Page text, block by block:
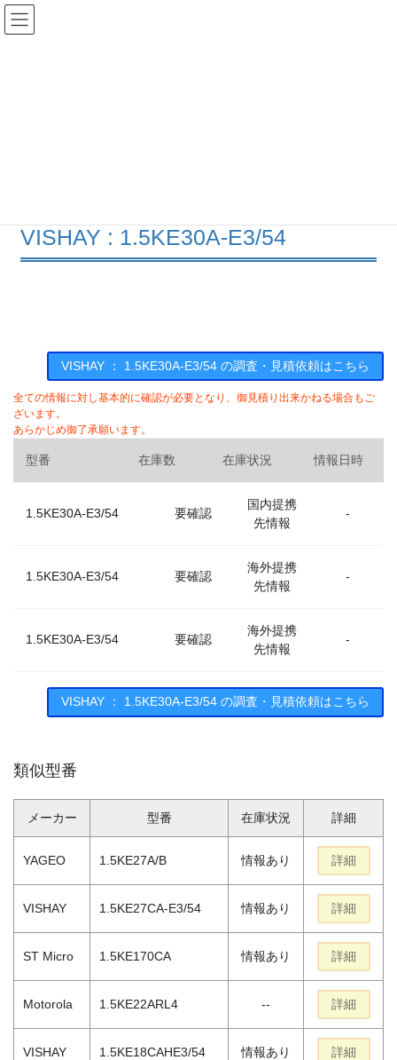
コ
ン
ナ
ビ
VISHAY : 1.5KE30A-E3/54
VISHAY ： 1.5KE30A-E3/54 の調査・見積依頼はこちら
全ての情報に対し基本的に確認が必要となり、御見積り出来かねる場合もご
ざいます。
あらかじめ御了承願います。
型番 在庫数 在庫状況 情報日時
1.5KE30A-E3/54 要確認
国内提携
先情報
-
1.5KE30A-E3/54 要確認
海外提携
先情報
-
1.5KE30A-E3/54 要確認
海外提携
先情報
-
VISHAY ： 1.5KE30A-E3/54 の調査・見積依頼はこちら
類似型番
メーカー 型番 在庫状況 詳細
YAGEO 1.5KE27A/B 情報あり 詳細
VISHAY 1.5KE27CA-E3/54 情報あり 詳細
ST Micro 1.5KE170CA 情報あり 詳細
Motorola 1.5KE22ARL4 -- 詳細
VISHAY 1.5KE18CAHE3/54 情報あり 詳細